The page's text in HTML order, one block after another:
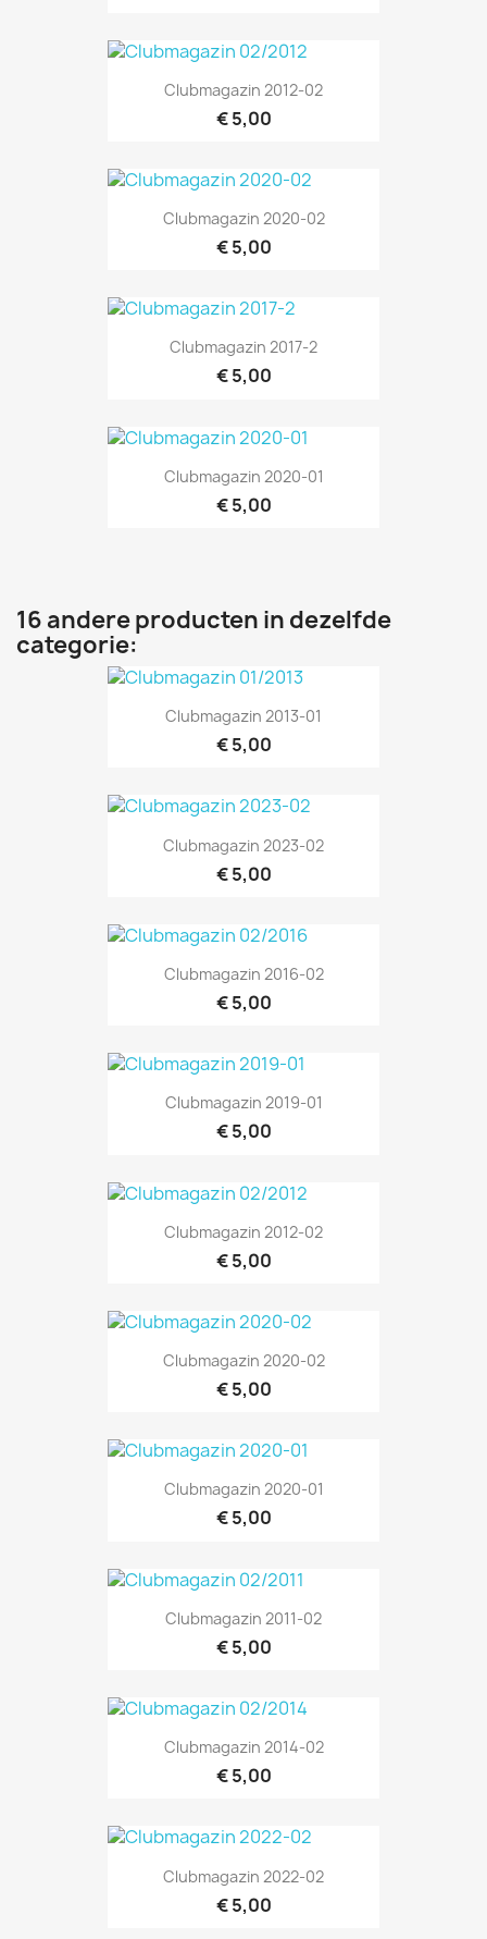
Clubmagazin 2012-02
€ 5,00
Clubmagazin 2020-02
€ 5,00
Clubmagazin 2017-2
€ 5,00
Clubmagazin 2020-01
€ 5,00
16 andere producten in dezelfde
categorie:
Clubmagazin 2013-01
€ 5,00
Clubmagazin 2023-02
€ 5,00
Clubmagazin 2016-02
€ 5,00
Clubmagazin 2019-01
€ 5,00
Clubmagazin 2012-02
€ 5,00
Clubmagazin 2020-02
€ 5,00
Clubmagazin 2020-01
€ 5,00
Clubmagazin 2011-02
€ 5,00
Clubmagazin 2014-02
€ 5,00
Clubmagazin 2022-02
€ 5,00